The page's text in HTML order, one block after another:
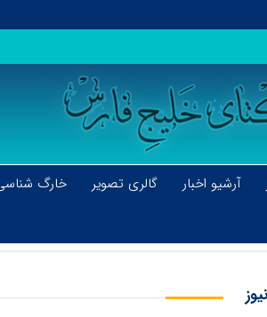
آرشیو اخبار گالری تصویر خارگ